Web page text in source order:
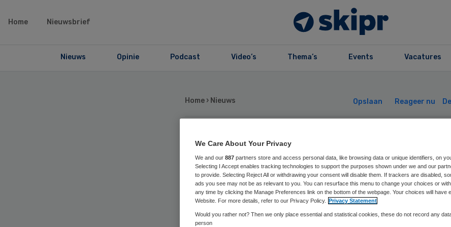
Home Nieuwsbrief
Nieuws Opinie Podcast Video’s Thema’s Events Vacatures
Home › Nieuws Opslaan Reageer nu
Overnamebod TSN
verschoven naar
woensdag
We Care About Your Privacy
We and our 887 partners store and access personal data, like browsing data or unique identifiers, on
Selecting I Accept enables tracking technologies to support the purposes shown under we and our
to provide. Selecting Reject All or withdrawing your consent will disable them. If trackers are disabled,
ads you see may not be as relevant to you. You can resurface this menu to change your choices or
any time by clicking the Manage Preferences link on the bottom of the webpage. Your choices will have
Website. For more details, refer to our Privacy Policy. Privacy Statement
Would you rather not? Then we only place essential and statistical cookies, these do not record any
person